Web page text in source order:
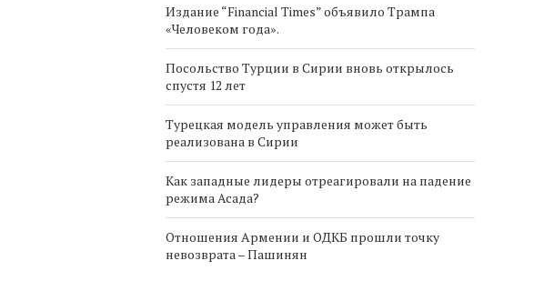
Издание “Financial Times” объявило Трампа
«Человеком года».
Посольство Турции в Сирии вновь открылось
спустя 12 лет
Турецкая модель управления может быть
реализована в Сирии
Как западные лидеры отреагировали на падение
режима Асада?
Отношения Армении и ОДКБ прошли точку
невозврата – Пашинян